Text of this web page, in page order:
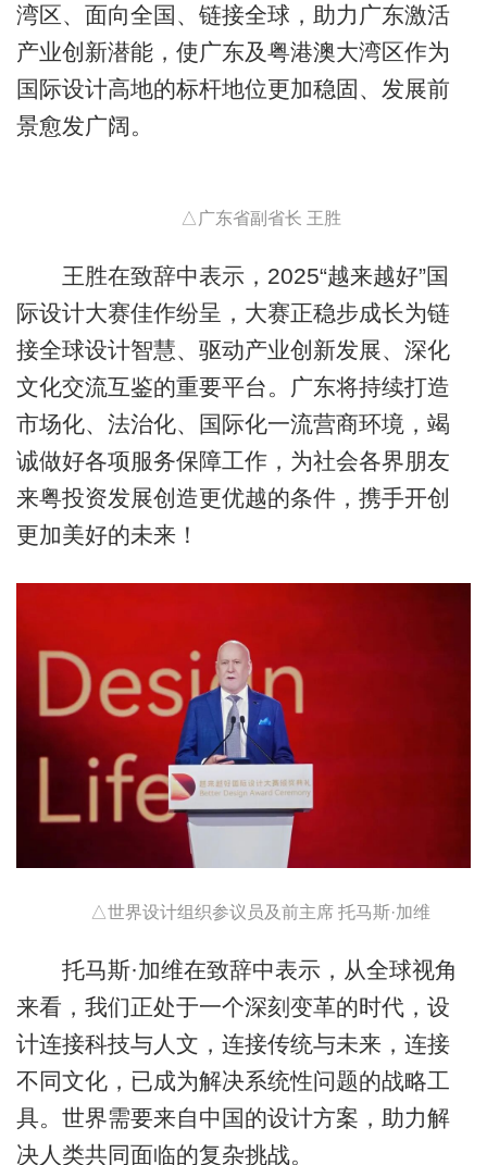
湾区、面向全国、链接全球，助力广东激活
产业创新潜能，使广东及粤港澳大湾区作为
国际设计高地的标杆地位更加稳固、发展前
景愈发广阔。
△广东省副省长 王胜
王胜在致辞中表示，2025“越来越好”国
际设计大赛佳作纷呈，大赛正稳步成长为链
接全球设计智慧、驱动产业创新发展、深化
文化交流互鉴的重要平台。广东将持续打造
市场化、法治化、国际化一流营商环境，竭
诚做好各项服务保障工作，为社会各界朋友
来粤投资发展创造更优越的条件，携手开创
更加美好的未来！
△世界设计组织参议员及前主席 托马斯·加维
托马斯·加维在致辞中表示，从全球视角
来看，我们正处于一个深刻变革的时代，设
计连接科技与人文，连接传统与未来，连接
不同文化，已成为解决系统性问题的战略工
具。世界需要来自中国的设计方案，助力解
决人类共同面临的复杂挑战。